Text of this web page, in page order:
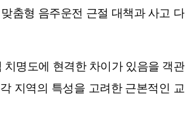
춤형 음주운전 근절 대책과 사고 다
명도에 현격한 차이가 있음을 객관
지역의 특성을 고려한 근본적인 교